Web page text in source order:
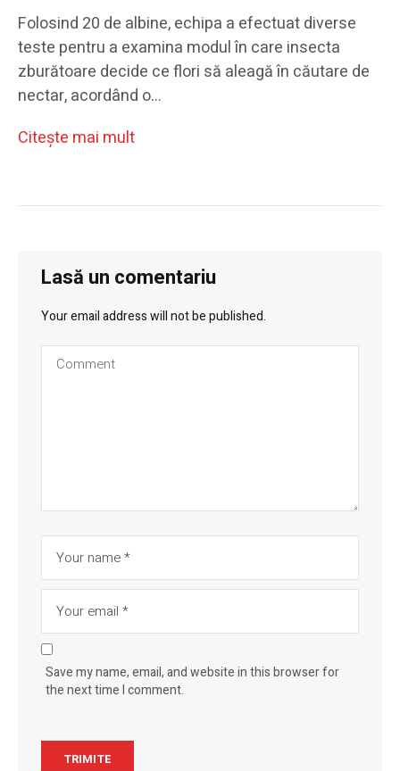
Folosind 20 de albine, echipa a efectuat diverse
teste pentru a examina modul în care insecta
zburătoare decide ce flori să aleagă în căutare de
nectar, acordând o…
Citeşte mai mult
Lasă un comentariu
Your email address will not be published.
Save my name, email, and website in this browser for
the next time I comment.